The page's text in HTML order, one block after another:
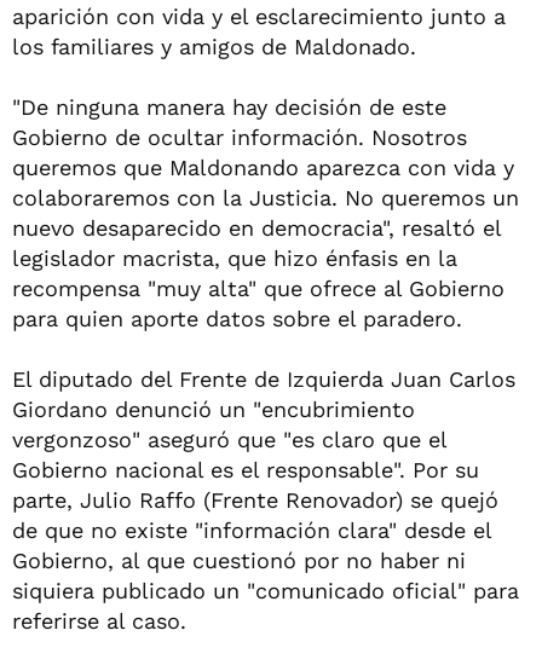
aparición con vida y el esclarecimiento junto a
los familiares y amigos de Maldonado.
"De ninguna manera hay decisión de este
Gobierno de ocultar información. Nosotros
queremos que Maldonando aparezca con vida y
colaboraremos con la Justicia. No queremos un
nuevo desaparecido en democracia", resaltó el
legislador macrista, que hizo énfasis en la
recompensa "muy alta" que ofrece al Gobierno
para quien aporte datos sobre el paradero.
El diputado del Frente de Izquierda Juan Carlos
Giordano denunció un "encubrimiento
vergonzoso" aseguró que "es claro que el
Gobierno nacional es el responsable". Por su
parte, Julio Raffo (Frente Renovador) se quejó
de que no existe "información clara" desde el
Gobierno, al que cuestionó por no haber ni
siquiera publicado un "comunicado oficial" para
referirse al caso.